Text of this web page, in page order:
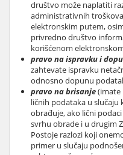
društvo može naplatiti
administrativnih
elektronskim putem,
privredno društvo
korišćenom
pravo na ispravku i
zahtevate ispravku
odnosno dopunu
pravo na brisanje(imate
ličnih podataka u
obrađuje, ako lični
svrhu obrade i u drugim
Postoje razlozi koji
primer u slučaju